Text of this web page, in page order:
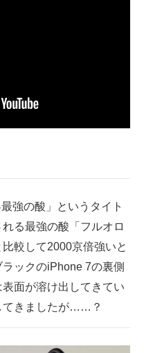
強の酸」というタイト
る最強の酸「フルオロ
較して2000京倍強いと
ックのiPhone 7の裏側
面が溶け出してきてい
てきましたが……？